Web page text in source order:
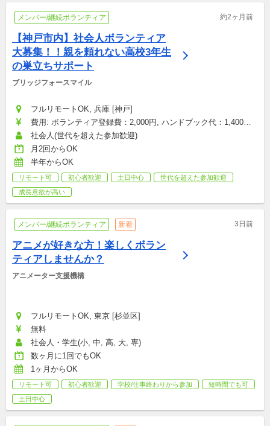
メンバー/継続ボランティア 約2ヶ月前
【神戸市内】社会人ボランティア
大募集！！親を頼れない高校3年生
の巣立ちサポート
ブリッジフォースマイル
フルリモートOK, 兵庫 [神戸]
費用: ボランティア登録費：2,000円, ハンドブック代：1,400円,
研修参加費：2,000円, その他雑費：会場型のみ（お菓子・飲み
物代など）：1,500円
社会人(世代を超えた参加歓迎)
月2回からOK
半年からOK
リモート可 初心者歓迎 土日中心
世代を超えた参加歓迎
成長意欲が高い
メンバー/継続ボランティア 新着 3日前
アニメが好きな方！楽しくボラン
ティアしませんか？
アニメーター支援機構
フルリモートOK, 東京 [杉並区]
無料
社会人・学生(小, 中, 高, 大, 専)
数ヶ月に1回でもOK
1ヶ月からOK
リモート可 初心者歓迎 学校/仕事終わりから参加
短時間でも可
土日中心